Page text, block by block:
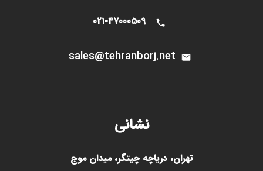
021-47000509
sales@tehranborj.net
نشانی
تهران، دریاچه چیتگر، میدان موج